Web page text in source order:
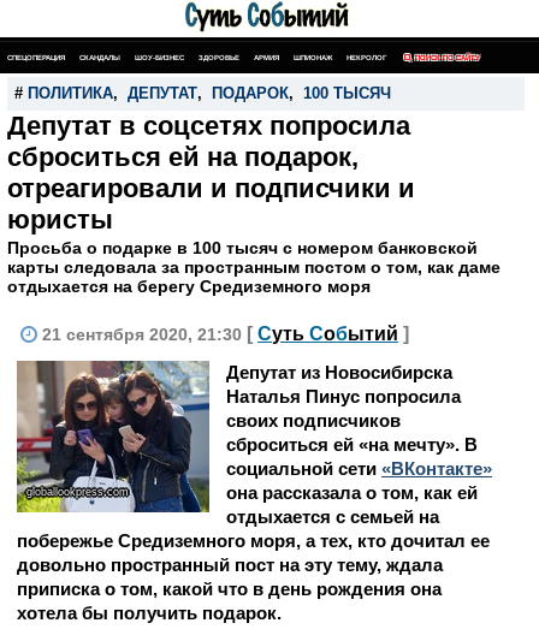
СПЕЦОПЕРАЦИЯ СКАНДАЛЫ ШОУ-БИЗНЕС ЗДОРОВЬЕ АРМИЯ ШПИОНАЖ НЕКРОЛОГ ПОИСК ПО САЙТУ
# ПОЛИТИКА, ДЕПУТАТ, ПОДАРОК, 100 ТЫСЯЧ
Депутат в соцсетях попросила
сброситься ей на подарок,
отреагировали и подписчики и
юристы
Просьба о подарке в 100 тысяч с номером банковской
карты следовала за пространным постом о том, как даме
отдыхается на берегу Средиземного моря
21 сентября 2020, 21:30 [ Суть Событий ]
globallookpress.com
Депутат из Новосибирска
Наталья Пинус попросила
своих подписчиков
сброситься ей «на мечту». В
социальной сети «ВКонтакте»
она рассказала о том, как ей
отдыхается с семьей на
побережье Cредиземного моря, а тех, кто дочитал ее
довольно пространный пост на эту тему, ждала
приписка о том, какой что в день рождения она
хотела бы получить подарок.